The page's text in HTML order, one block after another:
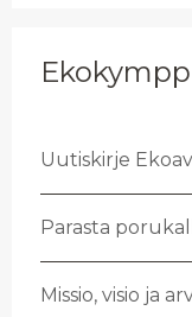
Uu­tis­kir­je
Pa­ras­ta
Mis­sio, visio ja